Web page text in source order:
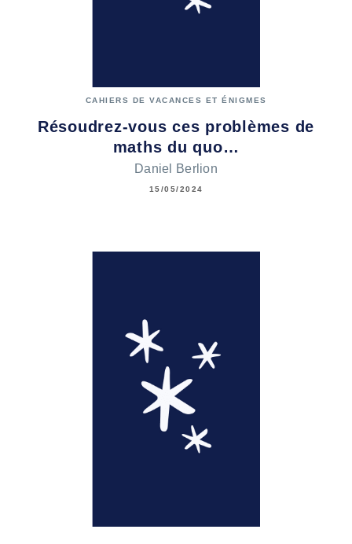
CAHIERS DE VACANCES ET ÉNIGMES
Résoudrez-vous ces problèmes de
maths du quo…
Daniel Berlion
15/05/2024